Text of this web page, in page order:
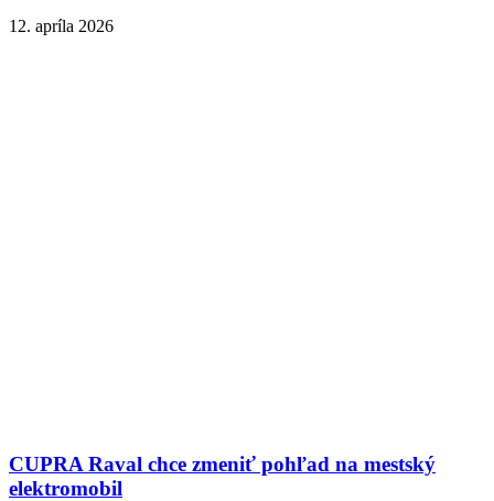
12. apríla 2026
CUPRA Raval chce zmeniť pohľad na mestský
elektromobil